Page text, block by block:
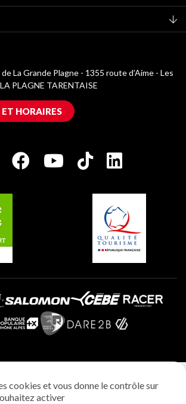
La Grande Plagne - 1355 route d’Aime - Les
PLAGNE TARENTAISE
HORAIRES
cookies et vous donne le contrôle sur
activer